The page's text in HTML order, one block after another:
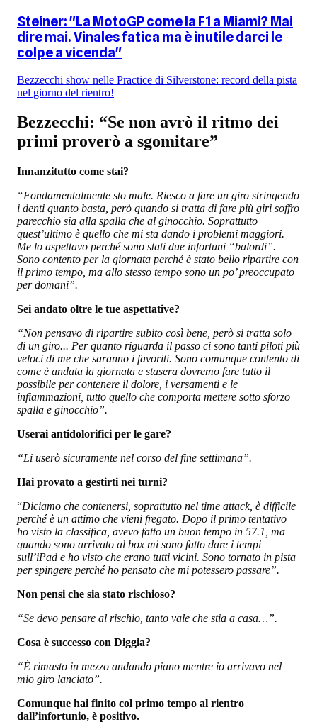
Steiner: "La MotoGP come la F1 a Miami? Mai
dire mai. Vinales fatica ma è inutile darci le
colpe a vicenda"
Bezzecchi show nelle Practice di Silverstone: record della pista
nel giorno del rientro!
Bezzecchi: “Se non avrò il ritmo dei
primi proverò a sgomitare”
Innanzitutto come stai?
“Fondamentalmente sto male. Riesco a fare un giro stringendo
i denti quanto basta, però quando si tratta di fare più giri soffro
parecchio sia alla spalla che al ginocchio. Soprattutto
quest’ultimo è quello che mi sta dando i problemi maggiori.
Me lo aspettavo perché sono stati due infortuni “balordi”.
Sono contento per la giornata perché è stato bello ripartire con
il primo tempo, ma allo stesso tempo sono un po’ preoccupato
per domani”.
Sei andato oltre le tue aspettative?
“Non pensavo di ripartire subito così bene, però si tratta solo
di un giro... Per quanto riguarda il passo ci sono tanti piloti più
veloci di me che saranno i favoriti. Sono comunque contento di
come è andata la giornata e stasera dovremo fare tutto il
possibile per contenere il dolore, i versamenti e le
infiammazioni, tutto quello che comporta mettere sotto sforzo
spalla e ginocchio”.
Userai antidolorifici per le gare?
“Li userò sicuramente nel corso del fine settimana”.
Hai provato a gestirti nei turni?
“Diciamo che contenersi, soprattutto nel time attack, è difficile
perché è un attimo che vieni fregato. Dopo il primo tentativo
ho visto la classifica, avevo fatto un buon tempo in 57.1, ma
quando sono arrivato al box mi sono fatto dare i tempi
sull’iPad e ho visto che erano tutti vicini. Sono tornato in pista
per spingere perché ho pensato che mi potessero passare”.
Non pensi che sia stato rischioso?
“Se devo pensare al rischio, tanto vale che stia a casa…”.
Cosa è successo con Diggia?
“È rimasto in mezzo andando piano mentre io arrivavo nel
mio giro lanciato”.
Comunque hai finito col primo tempo al rientro
dall’infortunio, è positivo.